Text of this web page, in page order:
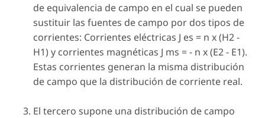
de equivalencia de campo en el cual se pueden
sustituir las fuentes de campo por dos tipos de
corrientes: Corrientes eléctricas J es = n x (H2 -
H1) y corrientes magnéticas J ms = - n x(E2 - E1).
Estas corrientes generan la misma distribución
de campo que la distribución de corriente real.
El tercero supone una distribución de campo